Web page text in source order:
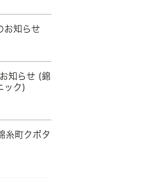
お知らせ
知らせ (錦
ック)
糸町クボタ